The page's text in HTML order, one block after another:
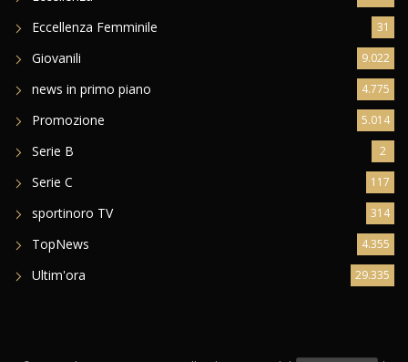
Eccellenza Femminile 31
Giovanili 9.022
news in primo piano 4.775
Promozione 5.014
Serie B 2
Serie C 117
sportinoro TV 314
TopNews 4.355
Ultim'ora 29.335